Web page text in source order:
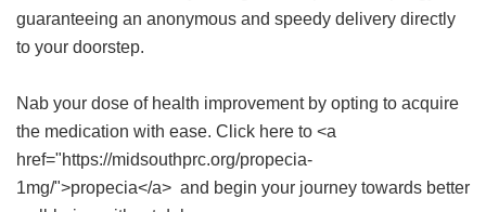
guaranteeing an anonymous and speedy delivery directly
to your doorstep.
Nab your dose of health improvement by opting to acquire
the medication with ease. Click here to <a
href="https://midsouthprc.org/propecia-
1mg/">propecia</a> and begin your journey towards better